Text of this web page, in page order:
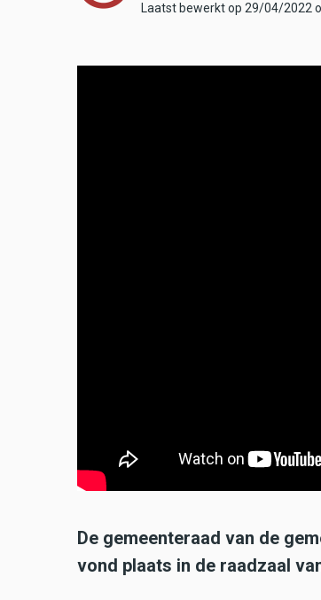
Laatst bewerkt op 29/04/2022
De gemeenteraad van de
vond plaats in de raadzaal